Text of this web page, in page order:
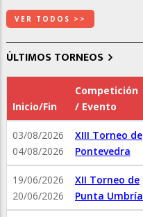
VER TODOS >>
ÚLTIMOS TORNEOS
Inicio/Fin
Competición
/ Evento
03/08/2026
04/08/2026
XIII Torneo de
Pontevedra
19/06/2026
20/06/2026
XII Torneo de
Punta Umbría